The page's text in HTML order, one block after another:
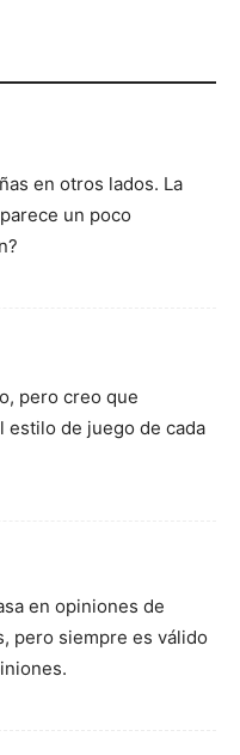
en otros lados. La
un poco
pero creo que
estilo de juego de cada
en opiniones de
pero siempre es válido